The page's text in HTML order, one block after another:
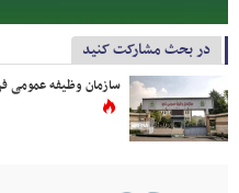
در بحث مشارکت کنید
سازمان وظیفه عمومی